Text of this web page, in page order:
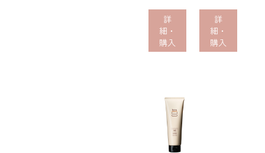
詳
細・
購入
詳
細・
購入